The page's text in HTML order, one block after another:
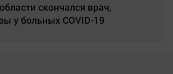
скончался врач,
у больных COVID-19